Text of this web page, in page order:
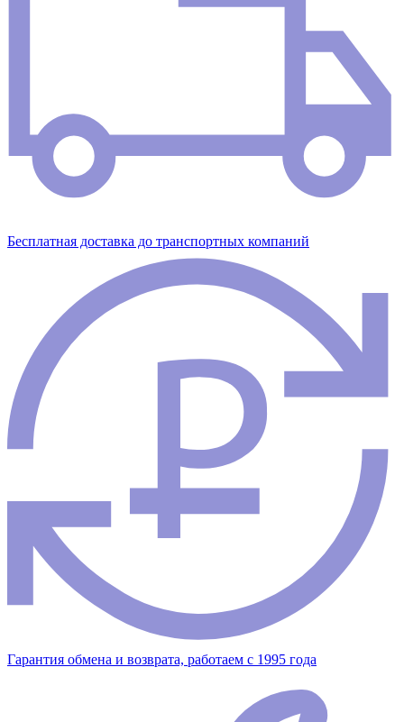
Бесплатная доставка до транспортных компаний
Гарантия обмена и возврата, работаем с 1995 года